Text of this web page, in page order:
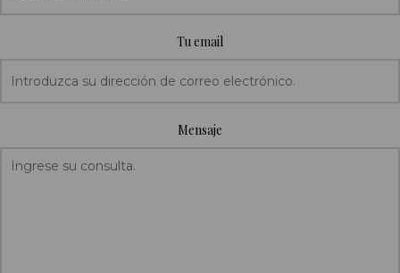
Tu email
Mensaje